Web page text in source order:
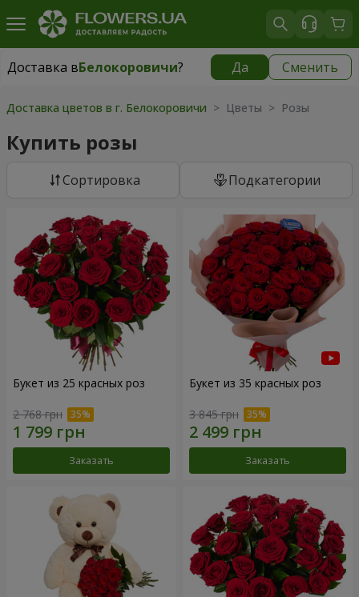
Доставка вБелокоровичи? Да Сменить
Доставка вБелокоровичи|2000 грн
Доставка цветов в г. Белокоровичи > Цветы > Розы
Купить розы
Cортировка Подкатегории
Букет из 25 красных роз
2 768 грн
Заказать
Букет из 35 красных роз
3 845 грн
Заказать